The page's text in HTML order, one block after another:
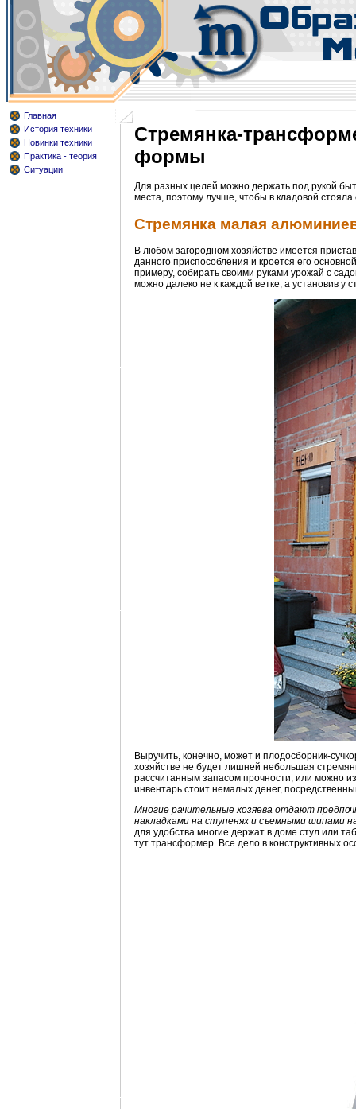
Главная
История техники
Новинки техники
Практика - теория
Ситуации
Стремянка-
формы
Для разных целей можно держать под рукой
места, поэтому лучше, чтобы в кладовой
Стремянка малая
В любом загородном хозяйстве имеется
данного приспособления и кроется его
примеру, собирать своими руками урожай с
можно далеко не к каждой ветке, а установив у
Выручить, конечно, может и плодосборник-
хозяйстве не будет лишней небольшая
рассчитанным запасом прочности, или можно
инвентарь стоит немалых денег,
Многие рачительные хозяева отдают
накладками на ступенях и съемными шипами
для удобства многие держат в доме стул или
тут трансформер. Все дело в конструктивных